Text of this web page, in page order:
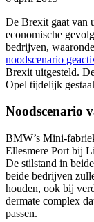
De Brexit gaat van
economische
bedrijven,
noodscenario
Brexit uitgesteld.
Opel tijdelijk
Noodscenario
BMW’s Mini-
Ellesmere Port bij
De stilstand in
beide bedrijven
houden, ook bij
dermate complex
passen.